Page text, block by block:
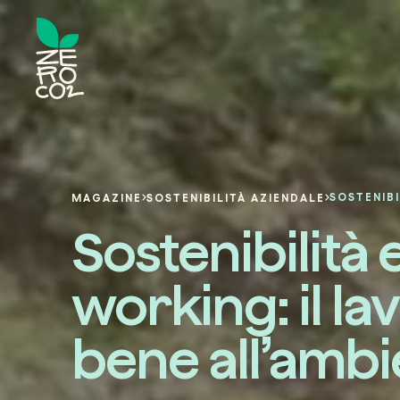
MAGAZINE SOSTENIBILITÀ AZIENDALE
Sostenibilità
working: il
bene